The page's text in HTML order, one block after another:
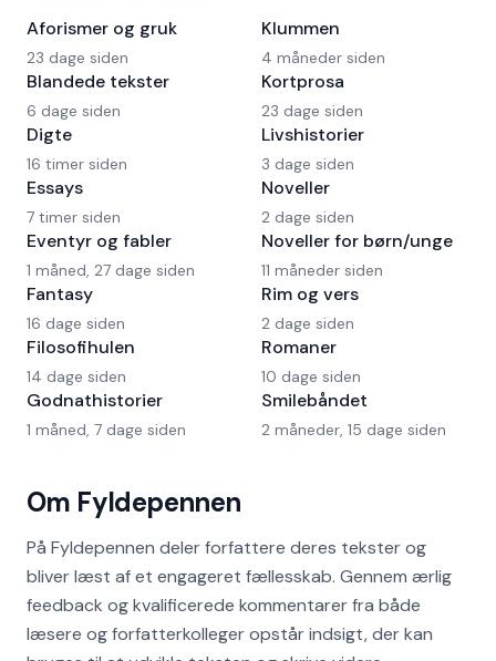
Om Fyldepennen
På Fyldepennen deler forfattere deres tekster og
bliver læst af et engageret fællesskab. Gennem ærlig
feedback og kvalificerede kommentarer fra både
læsere og forfatterkolleger opstår indsigt, der kan
Aforismer og gruk
23 dage siden
Blandede tekster
6 dage siden
Digte
16 timer siden
Essays
7 timer siden
Eventyr og fabler
1 måned, 27 dage siden
Fantasy
16 dage siden
Filosofihulen
14 dage siden
Godnathistorier
1 måned, 7 dage siden
Klummen
4 måneder siden
Kortprosa
23 dage siden
Livshistorier
3 dage siden
Noveller
2 dage siden
Noveller for børn/unge
11 måneder siden
Rim og vers
2 dage siden
Romaner
10 dage siden
Smilebåndet
2 måneder, 15 dage siden